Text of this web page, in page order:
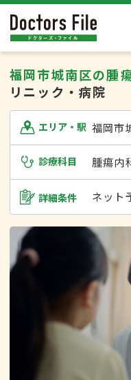
福岡市城南区の腫
リニック・病院
エリア・駅 福岡市
診療科目 腫瘍内
詳細条件 ネット